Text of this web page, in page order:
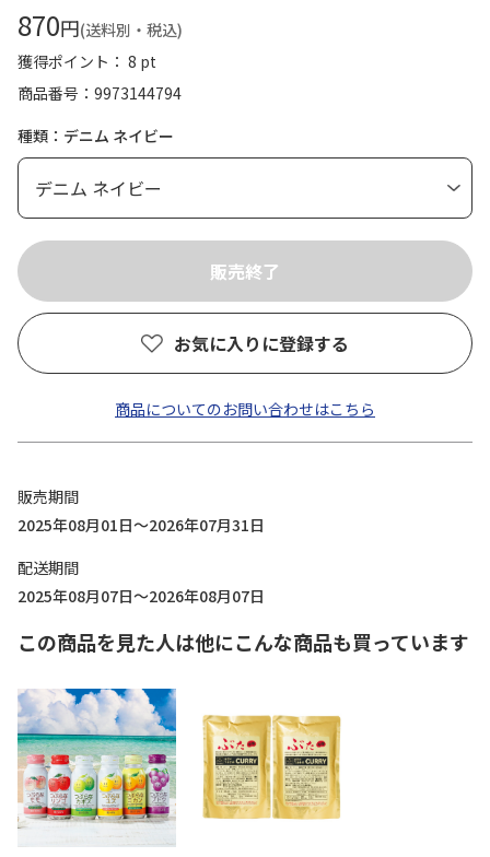
870円(送料別・税込)
獲得ポイント： 8 pt
商品番号
9973144794
種類：デニム ネイビー
お気に入りに登録する
商品についてのお問い合わせはこちら
販売期間
2025年08月01日～2026年07月31日
配送期間
2025年08月07日～2026年08月07日
この商品を見た人は他にこんな商品も買っています